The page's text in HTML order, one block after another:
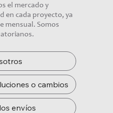
el mercado y
en cada proyecto, ya
mensual. Somos
o cambios
envíos